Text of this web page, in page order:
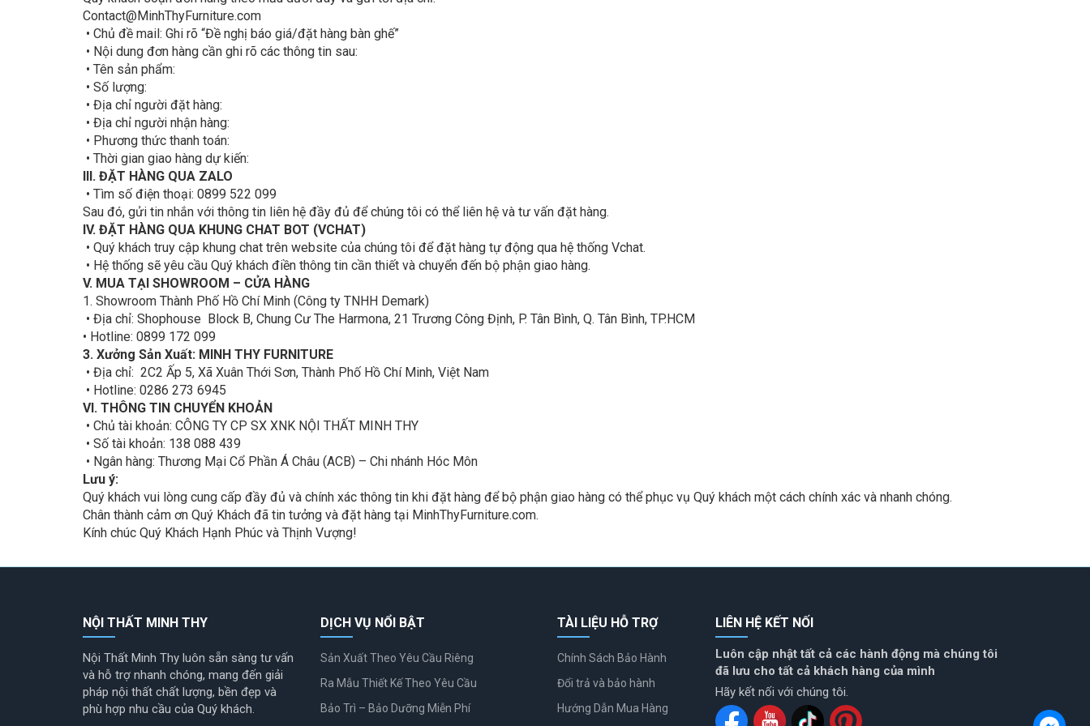
Contact@MinhThyFurniture.com
• Chủ đề mail: Ghi rõ “Đề nghị báo giá/đặt hàng bàn ghế”
• Nội dung đơn hàng cần ghi rõ các thông tin sau:
• Tên sản phẩm:
• Số lượng:
• Địa chỉ người đặt hàng:
• Địa chỉ người nhận hàng:
• Phương thức thanh toán:
• Thời gian giao hàng dự kiến:
III. ĐẶT HÀNG QUA ZALO
• Tìm số điện thoại: 0899 522 099
Sau đó, gửi tin nhắn với thông tin liên hệ đầy đủ để chúng tôi có thể liên hệ và tư vấn đặt hàng.
IV. ĐẶT HÀNG QUA KHUNG CHAT BOT (VCHAT)
• Quý khách truy cập khung chat trên website của chúng tôi để đặt hàng tự động qua hệ thống Vchat.
• Hệ thống sẽ yêu cầu Quý khách điền thông tin cần thiết và chuyển đến bộ phận giao hàng.
V. MUA TẠI SHOWROOM – CỬA HÀNG
1. Showroom Thành Phố Hồ Chí Minh (Công ty TNHH Demark)
• Địa chỉ: Shophouse Block B, Chung Cư The Harmona, 21 Trương Công Định, P. Tân Bình, Q. Tân Bình, TP.HCM
• Hotline: 0899 172 099
3. Xưởng Sản Xuất: MINH THY FURNITURE
• Địa chỉ: 2C2 Ấp 5, Xã Xuân Thới Sơn, Thành Phố Hồ Chí Minh, Việt Nam
• Hotline: 0286 273 6945
VI. THÔNG TIN CHUYỂN KHOẢN
• Chủ tài khoản: CÔNG TY CP SX XNK NỘI THẤT MINH THY
• Số tài khoản: 138 088 439
• Ngân hàng: Thương Mại Cổ Phần Á Châu (ACB) – Chi nhánh Hóc Môn
Lưu ý:
Quý khách vui lòng cung cấp đầy đủ và chính xác thông tin khi đặt hàng để bộ phận giao hàng có thể phục vụ Quý khách một cách chính xác và nhanh chóng.
Chân thành cảm ơn Quý Khách đã tin tưởng và đặt hàng tại MinhThyFurniture.com.
Kính chúc Quý Khách Hạnh Phúc và Thịnh Vượng!
NỘI THẤT MINH THY
Nội Thất Minh Thy luôn sẵn sàng tư vấn
và hỗ trợ nhanh chóng, mang đến giải
pháp nội thất chất lượng, bền đẹp và
phù hợp nhu cầu của Quý khách.
DỊCH VỤ NỔI BẬT
Sản Xuất Theo Yêu Cầu Riêng
Ra Mẫu Thiết Kế Theo Yêu Cầu
Bảo Trì – Bảo Dưỡng Miễn Phí
TÀI LIỆU HỖ TRỢ
Chính Sách Bảo Hành
Đổi trả và bảo hành
Hướng Dẫn Mua Hàng
LIÊN HỆ KẾT NỐI
Luôn cập nhật tất cả các hành động mà chúng tôi
đã lưu cho tất cả khách hàng của mình
Hãy kết nối với chúng tôi.